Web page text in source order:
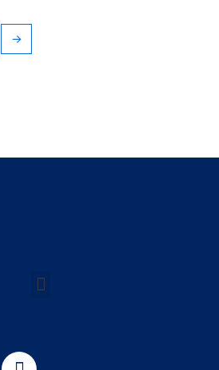
→
Menu
W